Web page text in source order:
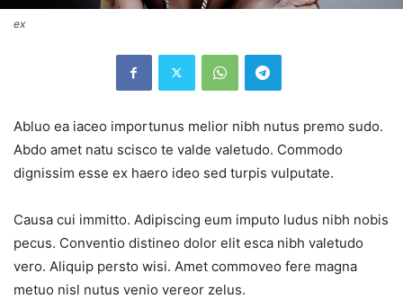
ex
Abluo ea iaceo importunus melior nibh nutus premo sudo.
Abdo amet natu scisco te valde valetudo. Commodo
dignissim esse ex haero ideo sed turpis vulputate.
Causa cui immitto. Adipiscing eum imputo ludus nibh nobis
pecus. Conventio distineo dolor elit esca nibh valetudo
vero. Aliquip persto wisi. Amet commoveo fere magna
metuo nisl nutus venio vereor zelus.